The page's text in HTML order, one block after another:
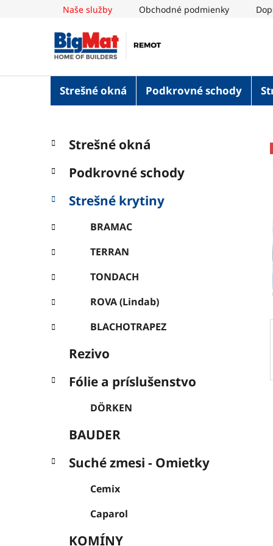
Naše služby Obchodné podmienky
Strešné okná Podkrovné schody
B
o
č
ý
a
n
l
kategórie
K
a
e
ó
i
Strešné okná
Podkrovné schody
Strešné krytiny
BRAMAC
TERRAN
TONDACH
ROVA (Lindab)
BLACHOTRAPEZ
Rezivo
Fólie a príslušenstvo
DÖRKEN
BAUDER
Suché zmesi - Omietky
Cemix
Caparol
KOMÍNY